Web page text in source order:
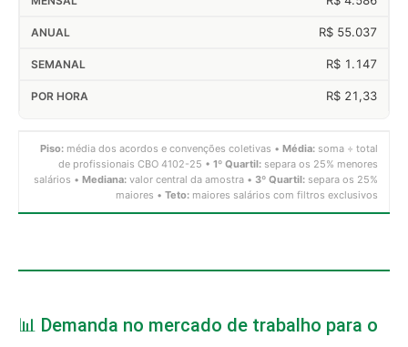
R$ 55.037
R$ 1.147
R$ 21,33
Piso: média dos acordos e convenções coletivas • Média: soma ÷ total
de profissionais CBO 4102-25 • 1º Quartil: separa os 25% menores
salários • Mediana: valor central da amostra • 3º Quartil: separa os 25%
maiores • Teto: maiores salários com filtros exclusivos
📊 Demanda no mercado de trabalho para o